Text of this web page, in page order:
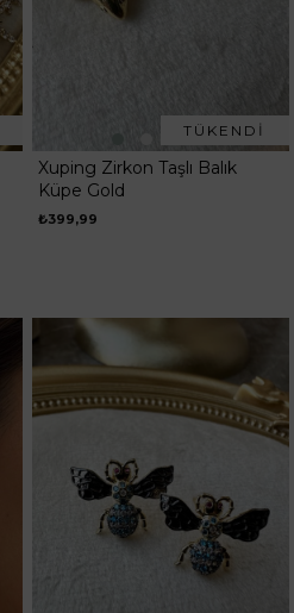
TÜKENDI
Xuping Zirkon Taşlı Balık
Küpe Gold
₺399,99